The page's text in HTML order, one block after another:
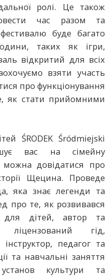
ролі. Це також
час разом та
буде багато
таких як ігри,
відкритий для всіх
взяти участь
про функціонування
як стати прийомними
ŚRODEK Śródmiejski
вас на сімейну
можна довідатися про
Щецина. Проведе
яка знає легенди та
про те, як розвивався
дітей, автор та
ліцензований гід,
педагог та
та навчальні заняття
культури та